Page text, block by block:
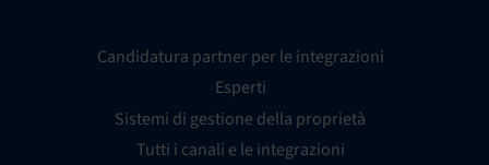
Candidatura partner per le integrazioni
Esperti
Sistemi di gestione della proprietà
Tutti i canali e le integrazioni